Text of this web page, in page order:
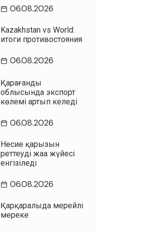
06.08.2026
Kazakhstan vs World:
итоги противостояния
06.08.2026
Қарағанды
облысында экспорт
көлемі артып келеді
06.08.2026
Несие қарызын
реттеудің жаңа жүйесі
енгізіледі
06.08.2026
Қарқаралыда мерейлі
мереке